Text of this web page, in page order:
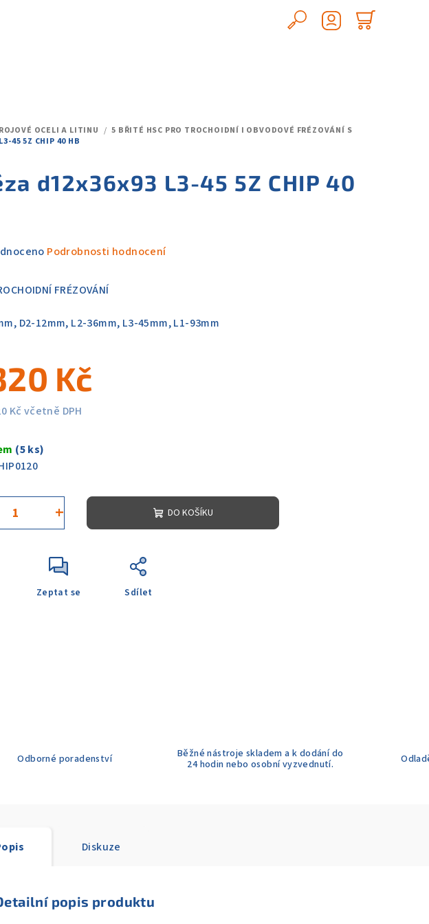
Hledat
OCELI A LITINU / 5 BŘITÉ HSC PRO TROCHOIDNÍ I OBVODOVÉ FRÉZOVÁNÍ S
45 5Z CHIP 40 HB
d12x36x93 L3-45 5Z CHIP 40
Podrobnosti hodnocení
FRÉZOVÁNÍ
D2-12mm, L2-36mm, L3-45mm, L1-93mm
Kč
Kč včetně DPH
(5 ks)
+ DO KOŠÍKU
Zeptat se Sdílet
Odborné poradenství
Běžné nástroje skladem a k dodání do
24 hodin nebo osobní vyzvednutí.
Diskuze
popis produktu